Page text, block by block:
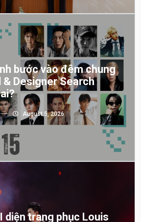
bước vào đêm chung
& Designer Search
August 5, 2026
diện trang phục Louis